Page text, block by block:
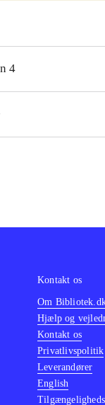
spil, hvor
historie men
til PS4 og Xbox
4
Kontakt os
Om
Hjælp og
Kontakt os
Privatlivspolitik
Leverandører
English